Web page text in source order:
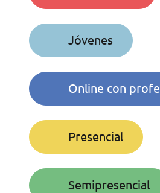
Jóvenes
Online con profe
Presencial
Semipresencial